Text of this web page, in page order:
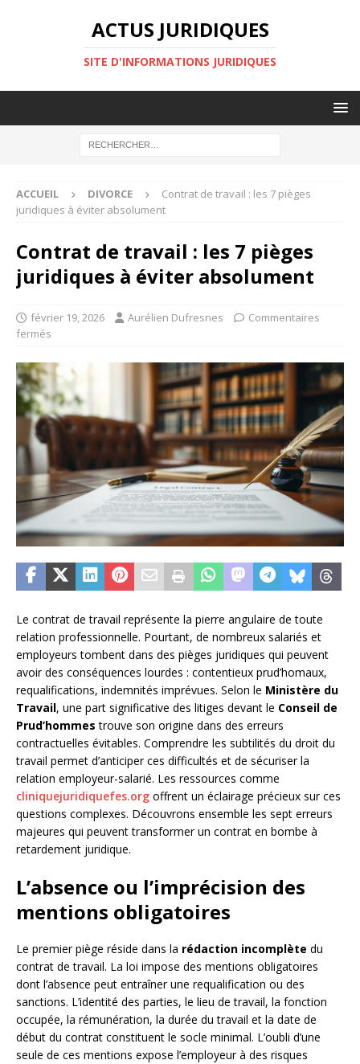
ACTUS JURIDIQUES
SITE D'INFORMATIONS JURIDIQUES
ACCUEIL DIVORCE
Contrat de travail : les 7 pièges
juridiques à éviter absolument
Contrat de travail : les 7 pièges
juridiques à éviter absolument
février 19, 2026 Aurélien Dufresnes
Commentaires
fermés
Le contrat de travail représente la pierre angulaire de toute
relation professionnelle. Pourtant, de nombreux salariés et
employeurs tombent dans des pièges juridiques qui peuvent
avoir des conséquences lourdes : contentieux prud’homaux,
requalifications, indemnités imprévues. Selon le Ministère du
Travail, une part significative des litiges devant le Conseil de
Prud’hommes trouve son origine dans des erreurs
contractuelles évitables. Comprendre les subtilités du droit du
travail permet d’anticiper ces difficultés et de sécuriser la
relation employeur-salarié. Les ressources comme
cliniquejuridiquefes.org offrent un éclairage précieux sur ces
questions complexes. Découvrons ensemble les sept erreurs
majeures qui peuvent transformer un contrat en bombe à
retardement juridique.
L’absence ou l’imprécision des
mentions obligatoires
Le premier piège réside dans la rédaction incomplète du
contrat de travail. La loi impose des mentions obligatoires
dont l’absence peut entraîner une requalification ou des
sanctions. L’identité des parties, le lieu de travail, la fonction
occupée, la rémunération, la durée du travail et la date de
début du contrat constituent le socle minimal. L’oubli d’une
seule de ces mentions expose l’employeur à des risques